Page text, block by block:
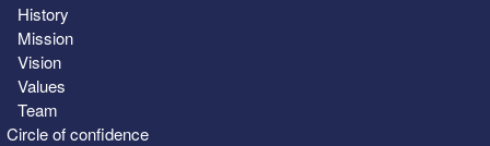
History
Mission
Vision
Values
Team
Circle of confidence